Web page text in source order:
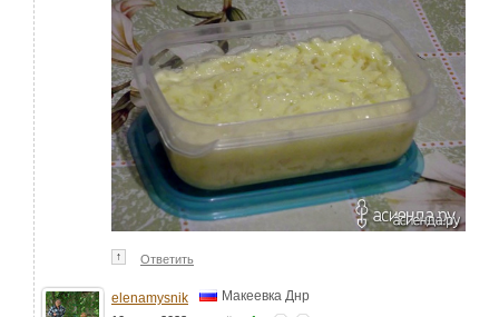
↑ Ответить
elenamysnik Макеевка Днр